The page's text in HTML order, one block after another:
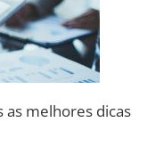
as melhores dicas